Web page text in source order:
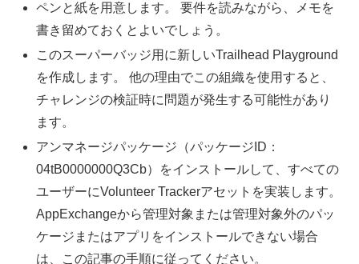
ペンと紙を用意します。 要件を読みながら、メモを
書き留めておくとよいでしょう。
このスーパーバッジ用に新しいTrailhead Playground
を作成します。 他の理由でこの組織を使用すると、
チャレンジの検証時に問題が発生する可能性があり
ます。
アンマネージパッケージ（パッケージID：
04tB0000000Q3Cb）をインストールして、すべての
ユーザーにVolunteer Trackerアセットを実装します。
AppExchangeから管理対象または管理対象外のパッ
ケージまたはアプリをインストールできない場合
は、この記事の手順に従ってください。